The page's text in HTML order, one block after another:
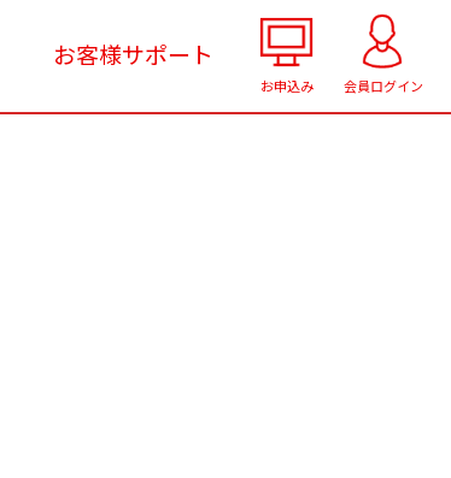
お客様サポート
お申込み 会員ログイン